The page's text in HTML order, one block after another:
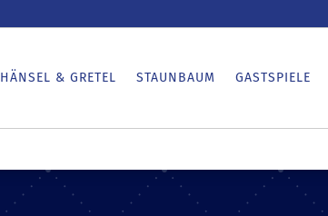
HÄNSEL & GRETEL STAUNBAUM GASTSPIELE